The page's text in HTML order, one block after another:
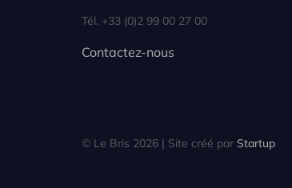
Tél. +33 (0)2 99 00 27 00
Contactez-nous
© Le Bris 2026 | Site créé par Startup